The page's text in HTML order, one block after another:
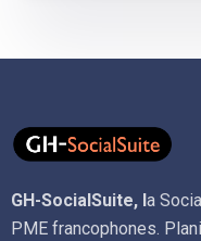
GH-SocialSuite, l a
PME francophones.